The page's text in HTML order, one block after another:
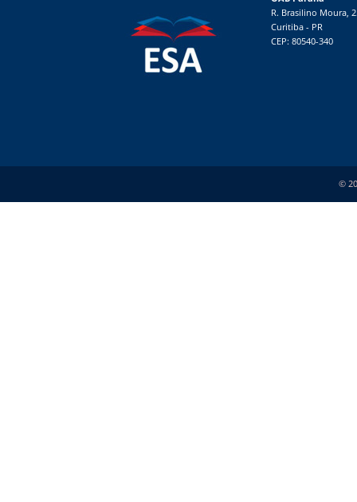
R. Brasilino Moura,
Curitiba - PR
CEP: 80540-340
©